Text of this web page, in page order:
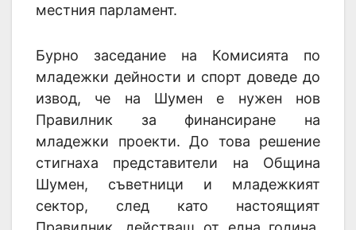
местния парламент.
Бурно заседание на Комисията по
младежки дейности и спорт доведе до
извод, че на Шумен е нужен нов
Правилник за финансиране на
младежки проекти. До това решение
стигнаха представители на Община
Шумен, съветници и младежкият
сектор, след като настоящият